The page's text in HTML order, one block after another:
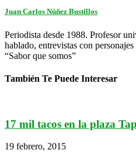
Juan Carlos Núñez Bustillos
Periodista desde 1988. Profesor
hablado, entrevistas con
“Sabor que somos”
También Te Puede Interesar
17 mil tacos en la plaza
19 febrero, 2015